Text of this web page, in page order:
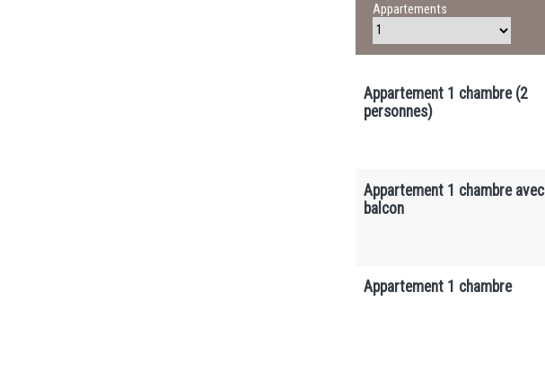
Appartements
Appartement 1 chambre (2
personnes)
Appartement 1 chambre avec
balcon
Appartement 1 chambre